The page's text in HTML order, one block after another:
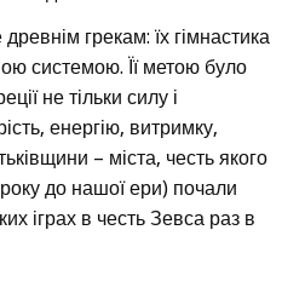
грекам: їх гімнастика
системою. Її метою було
не тільки силу і
енергію, витримку,
– міста, честь якого
до нашої ери) почали
іграх в честь Зевса раз в